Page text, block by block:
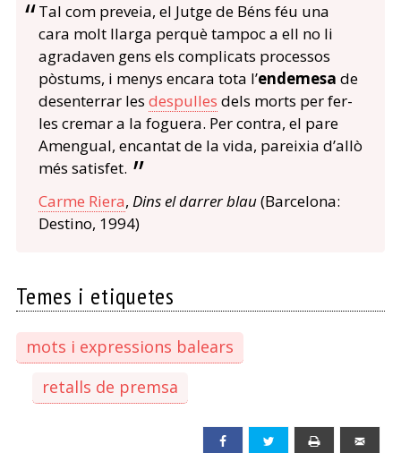
Tal com preveia, el Jutge de Béns féu una
cara molt llarga perquè tampoc a ell no li
agradaven gens els complicats processos
pòstums, i menys encara tota l’endemesa de
desenterrar les despulles dels morts per fer-
les cremar a la foguera. Per contra, el pare
Amengual, encantat de la vida, pareixia d’allò
més satisfet.
Carme Riera, Dins el darrer blau(Barcelona:
Destino, 1994)
Temes i etiquetes
mots i expressions balears
retalls de premsa
Facebook Twitter